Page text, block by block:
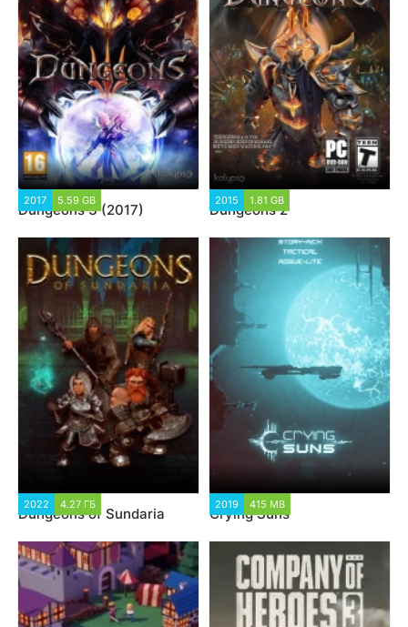
2017 5.59 GB
Dungeons 3 (2017)
2015 1.81 GB
Dungeons 2
2022 4.27 ГБ
Dungeons of Sundaria
2019 415 MB
Crying Suns